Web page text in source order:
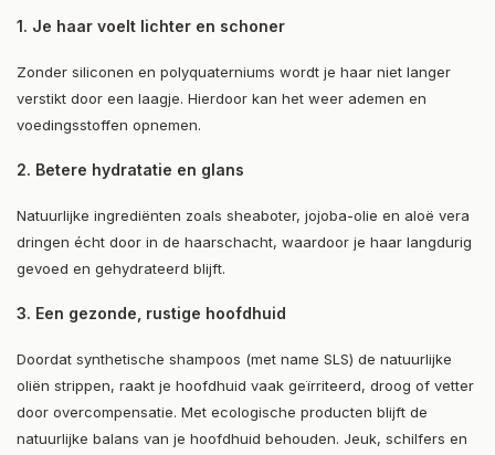
1. Je haar voelt lichter en schoner
Zonder siliconen en polyquaterniums wordt je haar niet langer
verstikt door een laagje. Hierdoor kan het weer ademen en
voedingsstoffen opnemen.
2. Betere hydratatie en glans
Natuurlijke ingrediënten zoals sheaboter, jojoba-olie en aloë vera
dringen écht door in de haarschacht, waardoor je haar langdurig
gevoed en gehydrateerd blijft.
3. Een gezonde, rustige hoofdhuid
Doordat synthetische shampoos (met name SLS) de natuurlijke
oliën strippen, raakt je hoofdhuid vaak geïrriteerd, droog of vetter
door overcompensatie. Met ecologische producten blijft de
natuurlijke balans van je hoofdhuid behouden. Jeuk, schilfers en